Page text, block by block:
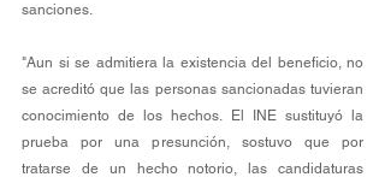
sanciones.
"Aun si se admitiera la existencia del beneficio, no
se acreditó que las personas sancionadas tuvieran
conocimiento de los hechos. El INE sustituyó la
prueba por una presunción, sostuvo que por
tratarse de un hecho notorio, las candidaturas